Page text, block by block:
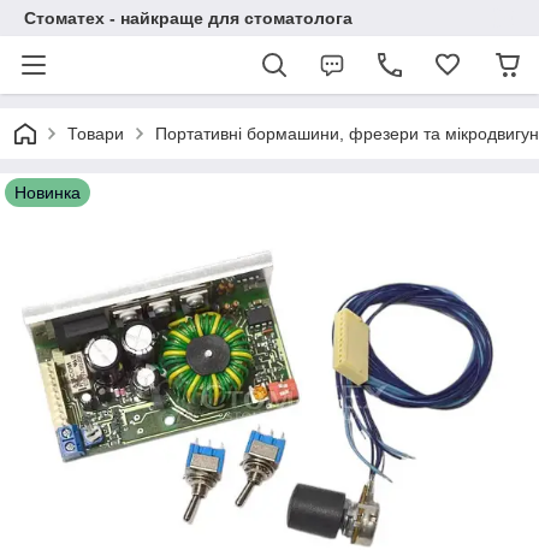
Стоматех - найкраще для стоматолога
Товари Портативні бормашини, фрезери та
Новинка